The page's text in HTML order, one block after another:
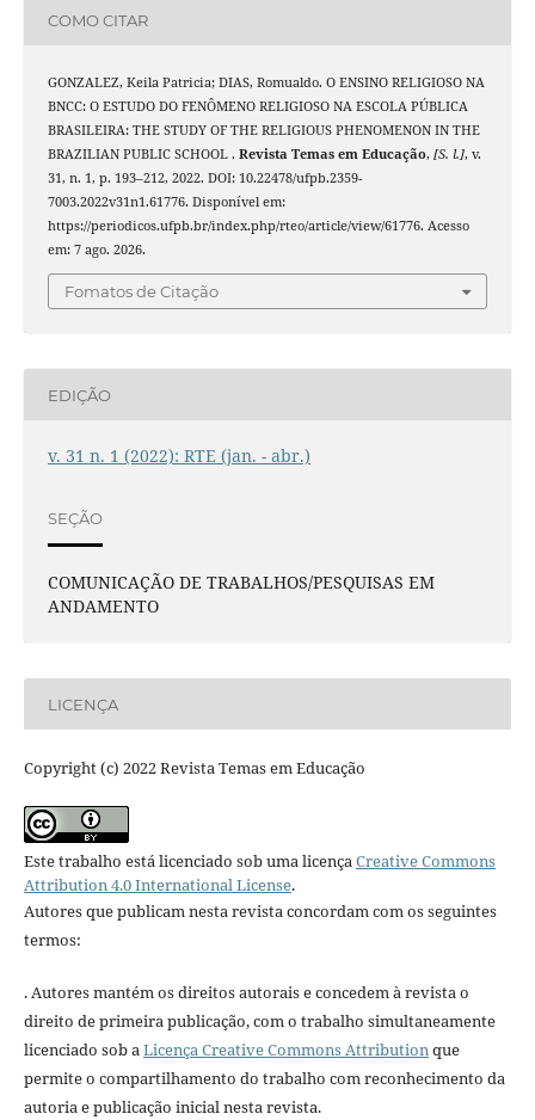
COMO CITAR
GONZALEZ, Keila Patricia; DIAS, Romualdo. O ENSINO RELIGIOSO NA
BNCC: O ESTUDO DO FENÔMENO RELIGIOSO NA ESCOLA PÚBLICA
BRASILEIRA: THE STUDY OF THE RELIGIOUS PHENOMENON IN THE
BRAZILIAN PUBLIC SCHOOL . Revista Temas em Educação, [S. l.], v.
31, n. 1, p. 193–212, 2022. DOI: 10.22478/ufpb.2359-
7003.2022v31n1.61776. Disponível em:
https://periodicos.ufpb.br/index.php/rteo/article/view/61776. Acesso
em: 7 ago. 2026.
Fomatos de Citação
EDIÇÃO
v. 31 n. 1 (2022): RTE (jan. - abr.)
SEÇÃO
COMUNICAÇÃO DE TRABALHOS/PESQUISAS EM
ANDAMENTO
LICENÇA
Copyright (c) 2022 Revista Temas em Educação
Este trabalho está licenciado sob uma licençaCreative Commons
Attribution 4.0 International License.
Autores que publicam nesta revista concordam com os seguintes
termos:
. Autores mantém os direitos autorais e concedem à revista o
direito de primeira publicação, com o trabalho simultaneamente
licenciado sob aLicença Creative Commons Attributionque
permite o compartilhamento do trabalho com reconhecimento da
autoria e publicação inicial nesta revista.